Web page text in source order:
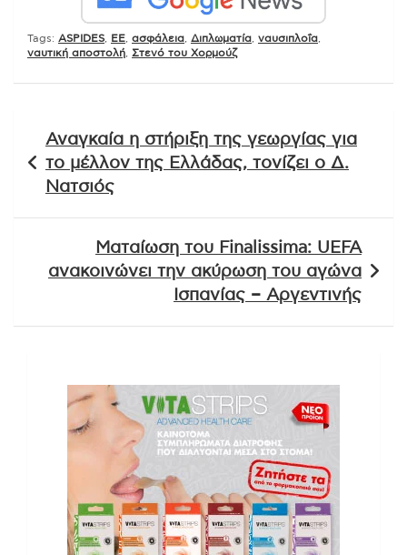
Tags: ASPIDES EE ασφάλεια Διπλωματία ναυσιπλοΐα
ναυτική αποστολή
Στενό του Χορμούζ
άρθρων
Αναγκαία η στήριξη της γεωργίας για
το μέλλον της Ελλάδας, τονίζει ο Δ.
Νατσιός
Ματαίωση του Finalissima: UEFA
ανακοινώνει την ακύρωση του αγώνα
Ισπανίας – Αργεντινής